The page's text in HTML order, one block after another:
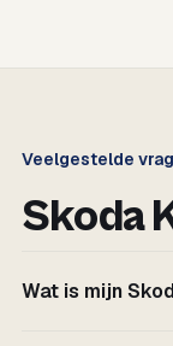
Veelgestelde
Skoda
Wat is mijn